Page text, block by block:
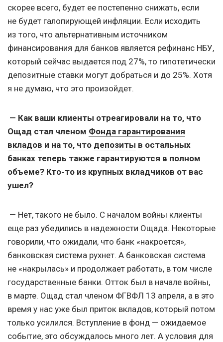
скорее всего, будет ее постепенно снижать, если
не будет галопирующей инфляции. Если исходить
из того, что альтернативным источником
финансирования для банков является рефинанс НБУ,
который сейчас выдается под 27%, то гипотетически
депозитные ставки могут добраться и до 25%. Хотя
я не думаю, что это произойдет.
— Как ваши клиенты отреагировали на то, что
Ощад стал членом Фонда гарантирования
вкладов и на то, что депозиты в остальных
банках теперь также гарантируются в полном
объеме? Кто-то из крупных вкладчиков от вас
ушел?
— Нет, такого не было. С началом войны клиенты
еще раз убедились в надежности Ощада. Некоторые
говорили, что ожидали, что банк «накроется»,
банковская система рухнет. А банковская система
не «накрылась» и продолжает работать, в том числе
государственные банки. Отток был в начале войны,
в марте. Ощад стал членом ФГВФЛ 13 апреля, а в это
время у нас уже был приток вкладов, который потом
только усилился. Вступление в фонд — ожидаемое
событие, это обсуждалось много лет. А условия для